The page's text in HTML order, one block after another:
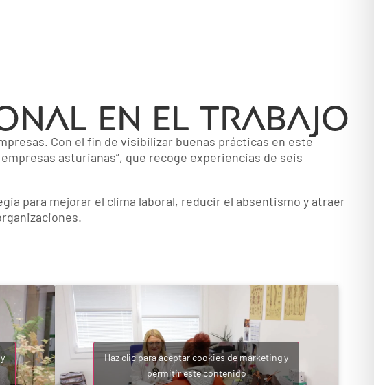
en el trabajo
Con el fin de visibilizar buenas prácticas en este
asturianas”, que recoge experiencias de seis
para mejorar el clima laboral, reducir el absentismo y atraer
Haz clic para aceptar cookies de marketing y
permitir este contenido